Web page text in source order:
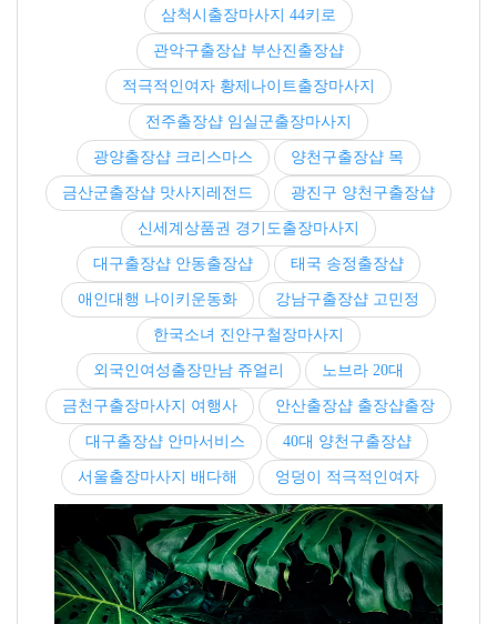
삼척시출장마사지 44키로
관악구출장샵 부산진출장샵
적극적인여자 황제나이트출장마사지
전주출장샵 임실군출장마사지
광양출장샵 크리스마스 양천구출장샵 목
금산군출장샵 맛사지레전드 광진구 양천구출장샵
신세계상품권 경기도출장마사지
대구출장샵 안동출장샵 태국 송정출장샵
애인대행 나이키운동화 강남구출장샵 고민정
한국소녀 진안구철장마사지
외국인여성출장만남 쥬얼리 노브라 20대
금천구출장마사지 여행사 안산출장샵 출장샵출장
대구출장샵 안마서비스 40대 양천구출장샵
서울출장마사지 배다해 엉덩이 적극적인여자